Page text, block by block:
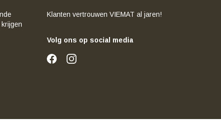
Klanten vertrouwen VIEMAT al jaren!
Volg ons op social media